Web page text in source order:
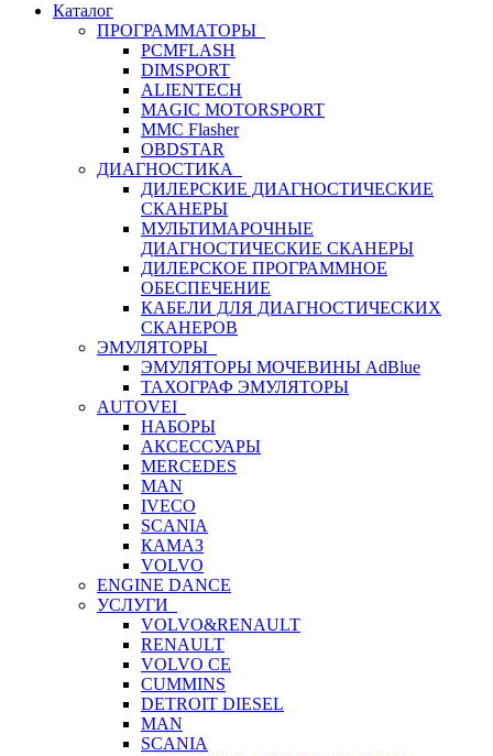
Каталог
ПРОГРАММАТОРЫ
PCMFLASH
DIMSPORT
ALIENTECH
MAGIC MOTORSPORT
MMC Flasher
OBDSTAR
ДИАГНОСТИКА
ДИЛЕРСКИЕ ДИАГНОСТИЧЕСКИЕ
СКАНЕРЫ
МУЛЬТИМАРОЧНЫЕ
ДИАГНОСТИЧЕСКИЕ СКАНЕРЫ
ДИЛЕРСКОЕ ПРОГРАММНОЕ
ОБЕСПЕЧЕНИЕ
КАБЕЛИ ДЛЯ ДИАГНОСТИЧЕСКИХ
СКАНЕРОВ
ЭМУЛЯТОРЫ
ЭМУЛЯТОРЫ МОЧЕВИНЫ АdBlue
ТАХОГРАФ ЭМУЛЯТОРЫ
AUTOVEI
НАБОРЫ
АКСЕССУАРЫ
MERCEDES
MAN
IVECO
SCANIA
КАМАЗ
VOLVO
ENGINE DANCE
УСЛУГИ
VOLVO&RENAULT
RENAULT
VOLVO CE
CUMMINS
DETROIT DIESEL
MAN
SCANIA